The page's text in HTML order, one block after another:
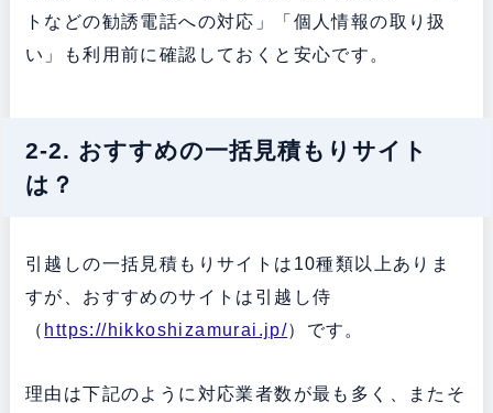
トなどの勧誘電話への対応」「個人情報の取り扱
い」も利用前に確認しておくと安心です。
2-2. おすすめの一括見積もりサイト
は？
引越しの一括見積もりサイトは10種類以上ありま
すが、おすすめのサイトは引越し侍
（ https://hikkoshizamurai.jp/）です。
理由は下記のように対応業者数が最も多く、またそ